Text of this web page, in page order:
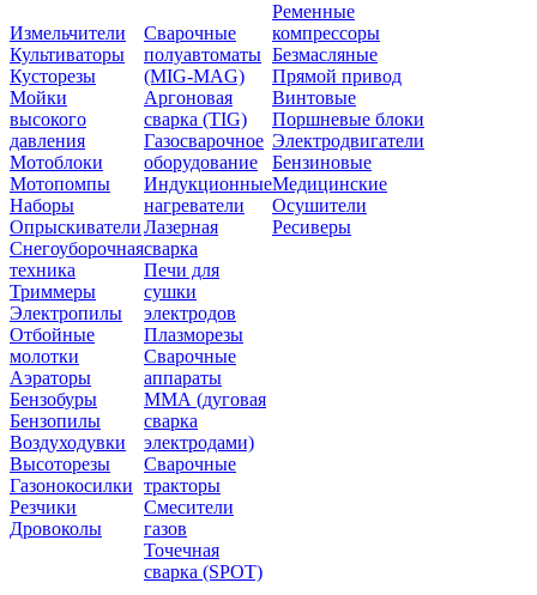
Измельчители
Культиваторы
Кусторезы
Мойки
высокого
давления
Мотоблоки
Мотопомпы
Наборы
Опрыскиватели
Снегоуборочная
техника
Триммеры
Электропилы
Отбойные
молотки
Аэраторы
Бензобуры
Бензопилы
Воздуходувки
Высоторезы
Газонокосилки
Резчики
Дровоколы
Сварочные
полуавтоматы
(MIG-MAG)
Аргоновая
сварка (TIG)
Газосварочное
оборудование
Индукционные
нагреватели
Лазерная
сварка
Печи для
сушки
электродов
Плазморезы
Сварочные
аппараты
ММА (дуговая
сварка
электродами)
Сварочные
тракторы
Смесители
газов
Точечная
сварка (SPOT)
Ременные
компрессоры
Безмасляные
Прямой привод
Винтовые
Поршневые блоки
Электродвигатели
Бензиновые
Медицинские
Осушители
Ресиверы